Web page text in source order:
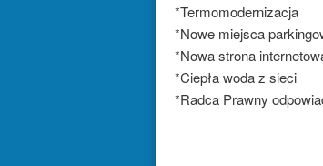
*Termomodernizacja
*Nowe miejsca
*Nowa strona
*Ciepła woda z sieci
*Radca Prawny